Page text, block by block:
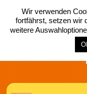
home rubrik buch
Wir verwenden
fortfährst, setzen wir
weitere